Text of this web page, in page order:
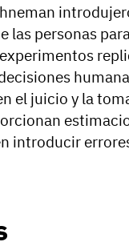
las personas
el juicio y la
introducir